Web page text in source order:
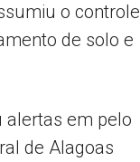
o controle
de solo e
alertas em pelo
de Alagoas